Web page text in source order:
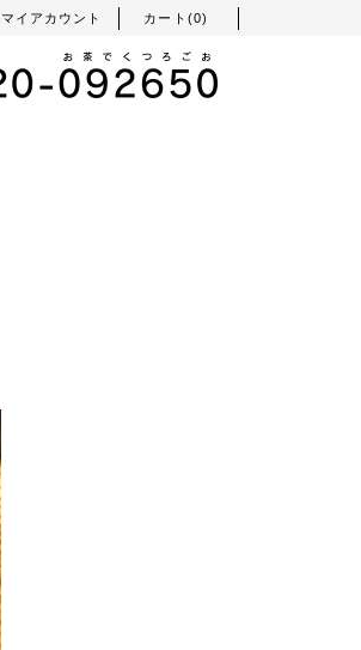
マイアカウント カート(0)